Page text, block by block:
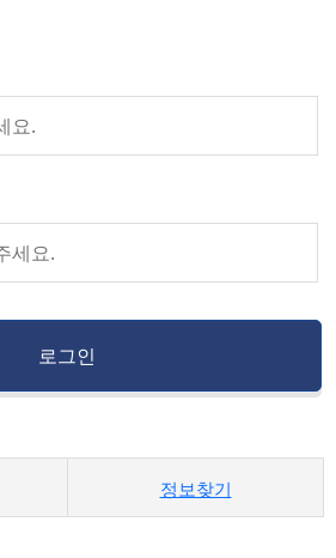
정보찾기